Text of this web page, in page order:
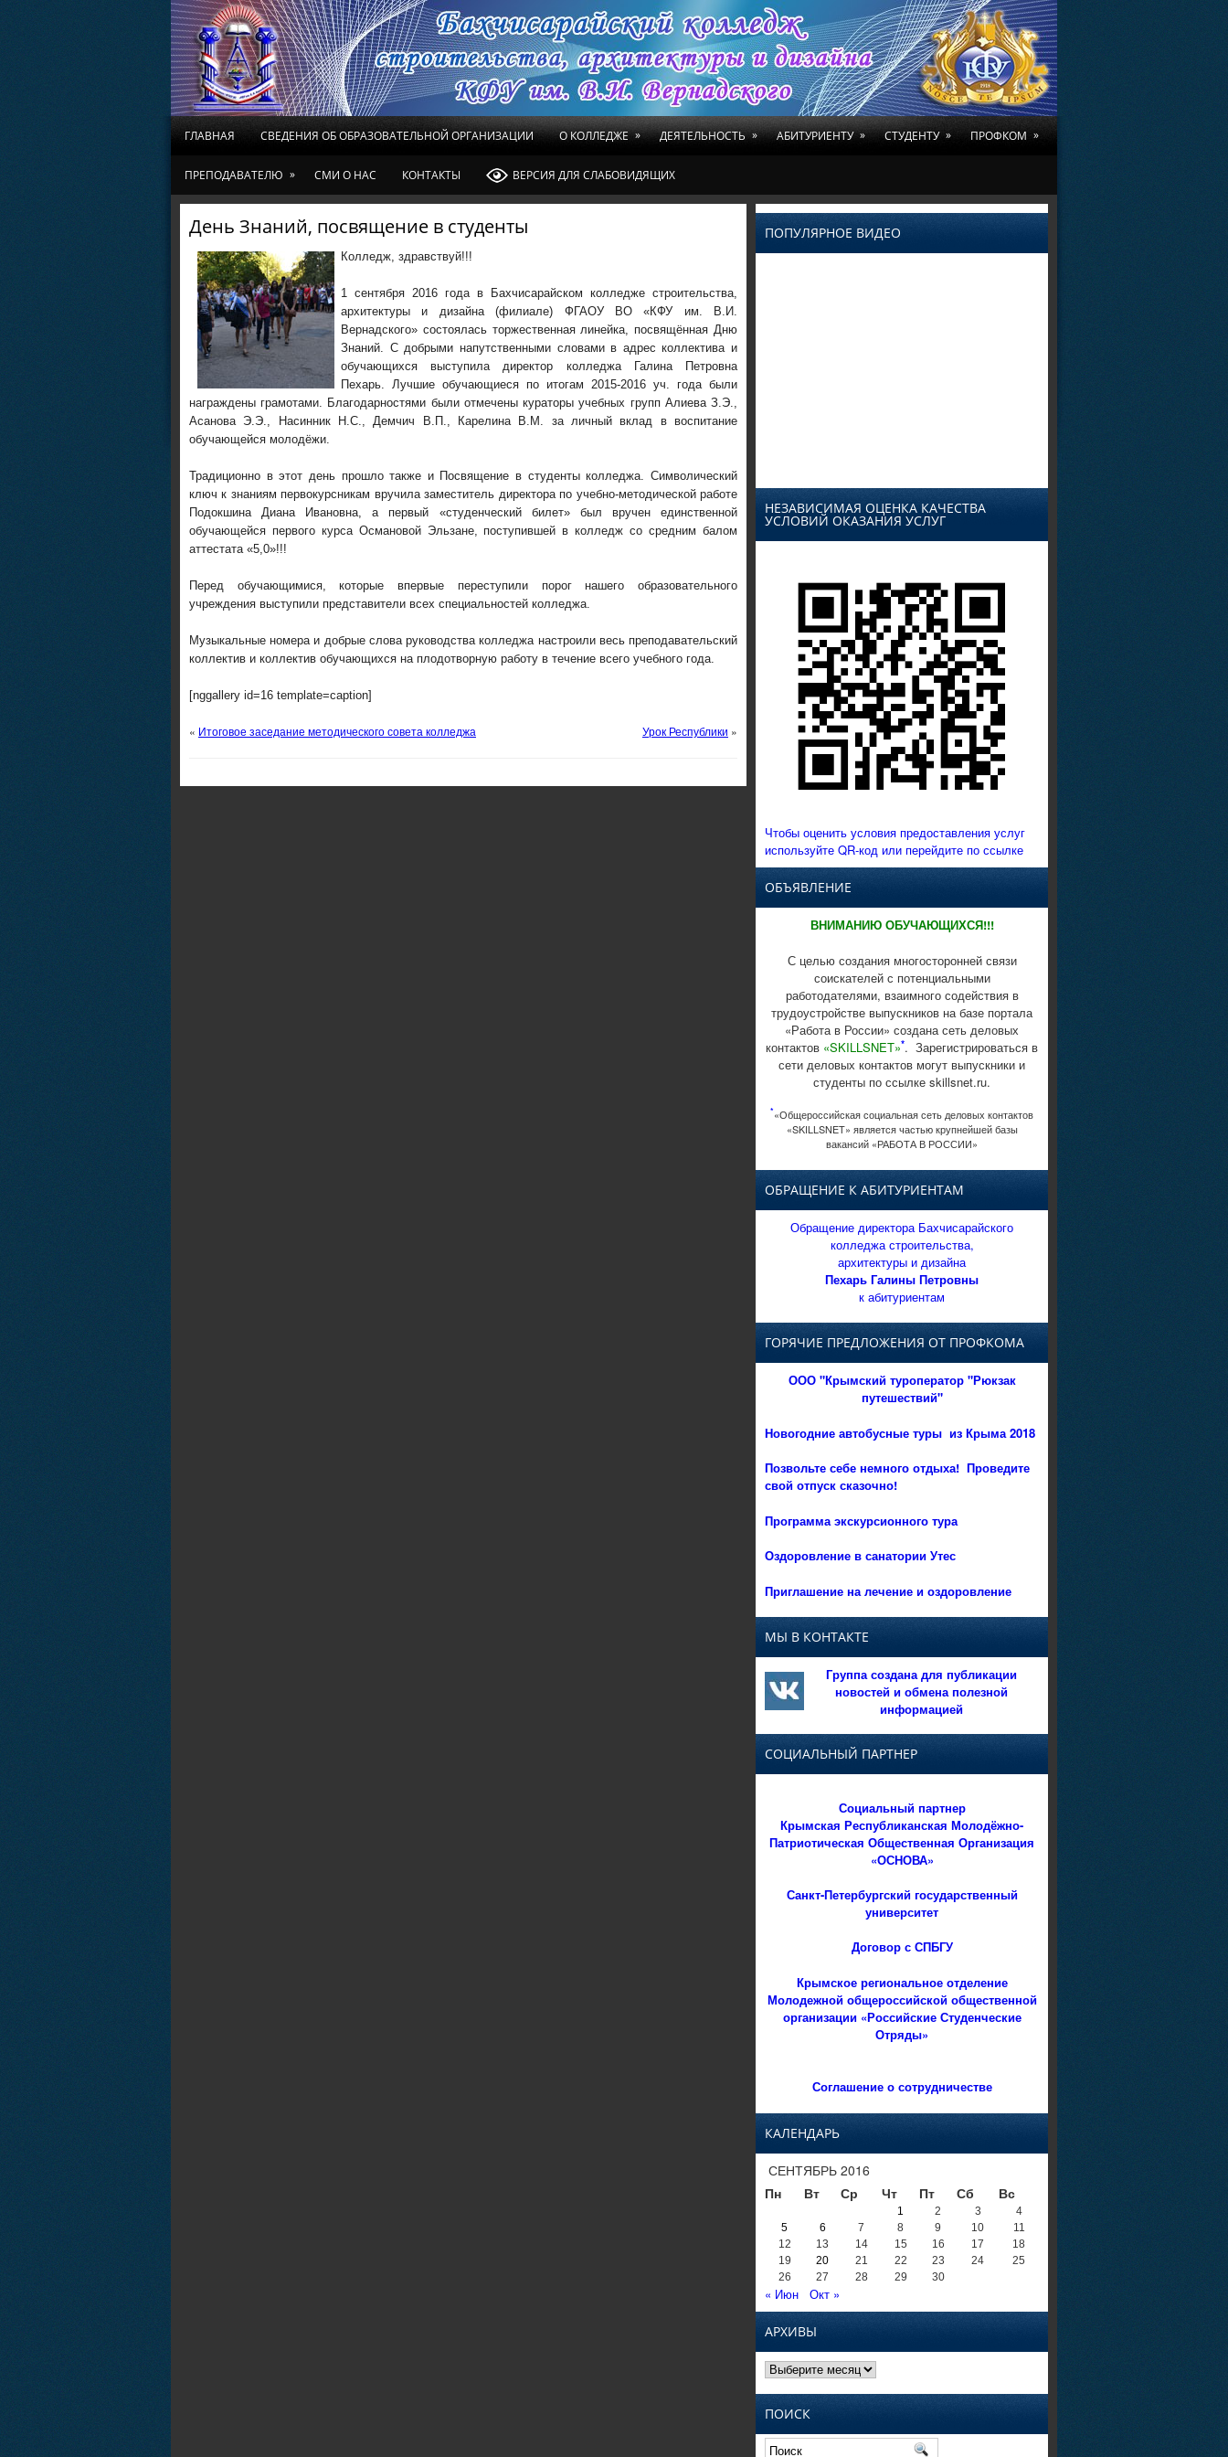
ГЛАВНАЯ СВЕДЕНИЯ ОБ ОБРАЗОВАТЕЛЬНОЙ ОРГАНИЗАЦИИ О КОЛЛЕДЖЕ » ДЕЯТЕЛЬНОСТЬ » АБИТУРИЕНТУ » СТУДЕНТУ » ПРОФКОМ »
ПРЕПОДАВАТЕЛЮ » СМИ О НАС КОНТАКТЫ ВЕРСИЯ ДЛЯ СЛАБОВИДЯЩИХ
День Знаний, посвящение в студенты
Колледж, здравствуй!!!
1 сентября 2016 года в Бахчисарайском колледже строительства,
архитектуры и дизайна (филиале) ФГАОУ ВО «КФУ им. В.И.
Вернадского» состоялась торжественная линейка, посвящённая Дню
Знаний. С добрыми напутственными словами в адрес коллектива и
обучающихся выступила директор колледжа Галина Петровна
Пехарь. Лучшие обучающиеся по итогам 2015-2016 уч. года были
награждены грамотами. Благодарностями были отмечены кураторы учебных групп Алиева З.Э.,
Асанова Э.Э., Насинник Н.С., Демчич В.П., Карелина В.М. за личный вклад в воспитание
обучающейся молодёжи.
Традиционно в этот день прошло также и Посвящение в студенты колледжа. Символический
ключ к знаниям первокурсникам вручила заместитель директора по учебно-методической работе
Подокшина Диана Ивановна, а первый «студенческий билет» был вручен единственной
обучающейся первого курса Османовой Эльзане, поступившей в колледж со средним балом
аттестата «5,0»!!!
Перед обучающимися, которые впервые переступили порог нашего образовательного
учреждения выступили представители всех специальностей колледжа.
Музыкальные номера и добрые слова руководства колледжа настроили весь преподавательский
коллектив и коллектив обучающихся на плодотворную работу в течение всего учебного года.
[nggallery id=16 template=caption]
« Итоговое заседание методического совета колледжа Урок Республики »
ПОПУЛЯРНОЕ ВИДЕО
НЕЗАВИСИМАЯ ОЦЕНКА КАЧЕСТВА
УСЛОВИЙ ОКАЗАНИЯ УСЛУГ
Чтобы оценить условия предоставления услуг
используйте QR-код или перейдите по ссылке
ОБЪЯВЛЕНИЕ
ВНИМАНИЮ ОБУЧАЮЩИХСЯ!!!
С целью создания многосторонней связи
соискателей с потенциальными
работодателями, взаимного содействия в
трудоустройстве выпускников на базе портала
«Работа в России» создана сеть деловых
контактов «SKILLSNET»*. Зарегистрироваться в
сети деловых контактов могут выпускники и
студенты по ссылке skillsnet.ru.
*«Общероссийская социальная сеть деловых контактов
«SKILLSNET» является частью крупнейшей базы
вакансий «РАБОТА В РОССИИ»
ОБРАЩЕНИЕ К АБИТУРИЕНТАМ
Обращение директора Бахчисарайского
колледжа строительства,
архитектуры и дизайна
Пехарь Галины Петровны
к абитуриентам
ГОРЯЧИЕ ПРЕДЛОЖЕНИЯ ОТ ПРОФКОМА
ООО "Крымский туроператор "Рюкзак
путешествий"
Новогодние автобусные туры из Крыма 2018
Позвольте себе немного отдыха! Проведите
свой отпуск сказочно!
Программа экскурсионного тура
Оздоровление в санатории Утес
Приглашение на лечение и оздоровление
МЫ В КОНТАКТЕ
Группа создана для публикации
новостей и обмена полезной
информацией
СОЦИАЛЬНЫЙ ПАРТНЕР
Социальный партнер
Крымская Республиканская Молодёжно-
Патриотическая Общественная Организация
«ОСНОВА»
Санкт-Петербургский государственный
университет
Договор с СПБГУ
Крымское региональное отделение
Молодежной общероссийской общественной
организации «Российские Студенческие
Отряды»
Соглашение о сотрудничестве
КАЛЕНДАРЬ
СЕНТЯБРЬ 2016
Пн
Вт Ср Чт Пт Сб Вс
1 2 3
4
5
6 7 8 9 10
11
12
13 14 15 16 17
18
19
20 21 22 23 24
25
26
27 28 29 30
« Июн Окт »
АРХИВЫ
Архивы
ПОИСК